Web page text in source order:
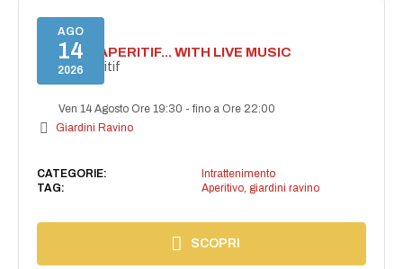
AGO
14
2026
SECRET APERITIF... WITH LIVE MUSIC
Secret aperitif
Ven 14 Agosto Ore 19:30 -fino a Ore 22:00
Giardini Ravino
CATEGORIE:
Intrattenimento
TAG:
Aperitivo, giardini ravino
SCOPRI